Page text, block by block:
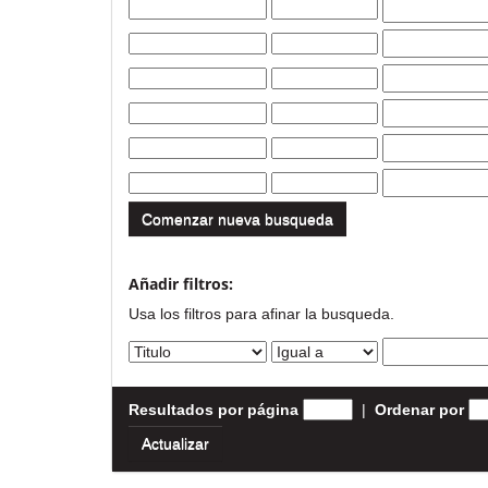
Comenzar nueva busqueda
Añadir filtros:
Usa los filtros para afinar la busqueda.
Resultados por página | Ordenar por